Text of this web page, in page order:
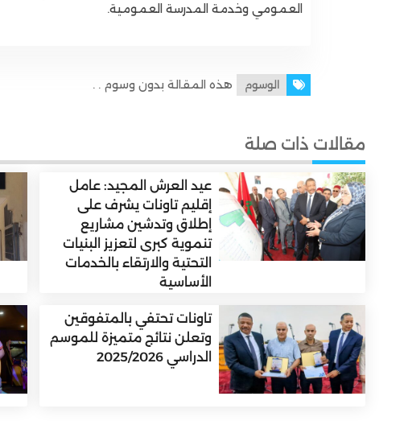
العمومي وخدمة المدرسة العمومية.
الوسوم هذه المقالة بدون وسوم . .
مقالات ذات صلة
عيد العرش المجيد: عامل
إقليم تاونات يشرف على
إطلاق وتدشين مشاريع
تنموية كبرى لتعزيز البنيات
التحتية والارتقاء بالخدمات
الأساسية
تاونات تحتفي بالمتفوقين
وتعلن نتائج متميزة للموسم
الدراسي 2025/2026